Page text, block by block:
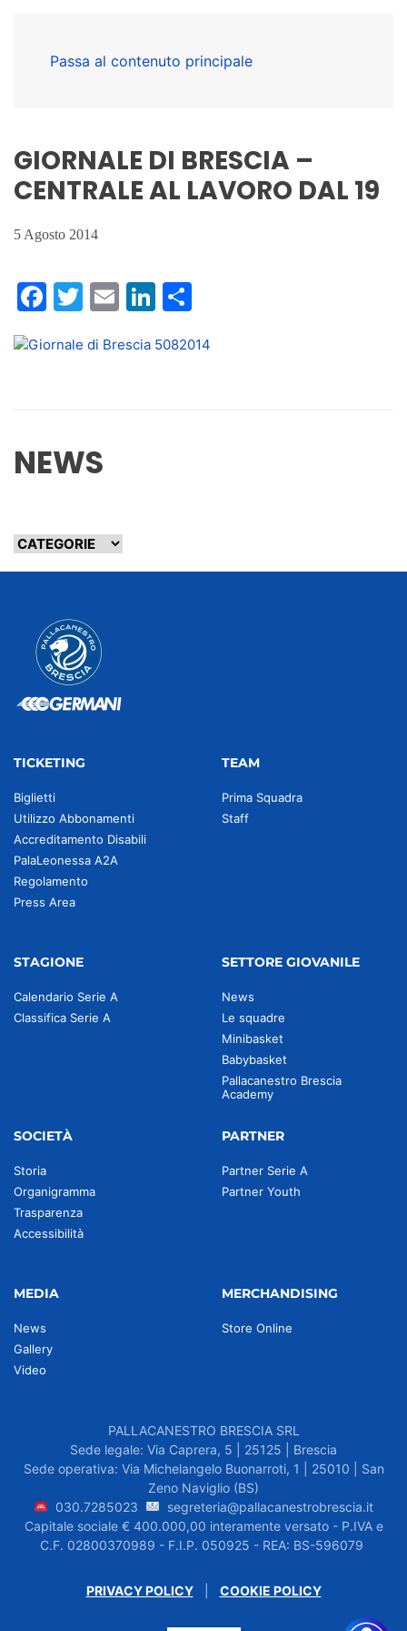
Passa al contenuto principale
GIORNALE DI BRESCIA –
CENTRALE AL LAVORO DAL 19
5 Agosto 2014
Facebook
Twitter
EmailLinkedIn
NEWS
TICKETING
Biglietti
Utilizzo Abbonamenti
Accreditamento Disabili
PalaLeonessa A2A
Regolamento
Press Area
TEAM
Prima Squadra
Staff
STAGIONE
Calendario Serie A
Classifica Serie A
SETTORE GIOVANILE
News
Le squadre
Minibasket
Babybasket
Pallacanestro Brescia
Academy
SOCIETÀ
Storia
Organigramma
Trasparenza
Accessibilità
PARTNER
Partner Serie A
Partner Youth
MEDIA
News
Gallery
Video
MERCHANDISING
Store Online
PALLACANESTRO BRESCIA SRL
Sede legale: Via Caprera, 5 | 25125 | Brescia
Sede operativa: Via Michelangelo Buonarroti, 1 | 25010 | San
Zeno Naviglio (BS)
030.7285023
segreteria@pallacanestrobrescia.it
Capitale sociale € 400.000,00 interamente versato - P.IVA e
C.F. 02800370989 - F.I.P. 050925 - REA: BS-596079
PRIVACY POLICY| COOKIE POLICY